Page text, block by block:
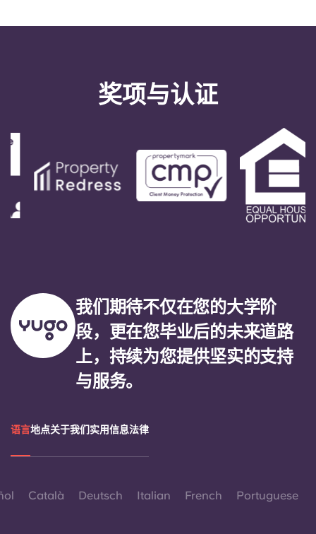
奖项与认证
我们期待不仅在您的大学阶
段，更在您毕业后的未来道路
上，持续为您提供坚实的支持
与服务。
语言地点关于我们实用信息法律
Català Deutsch Italian French Portuguese